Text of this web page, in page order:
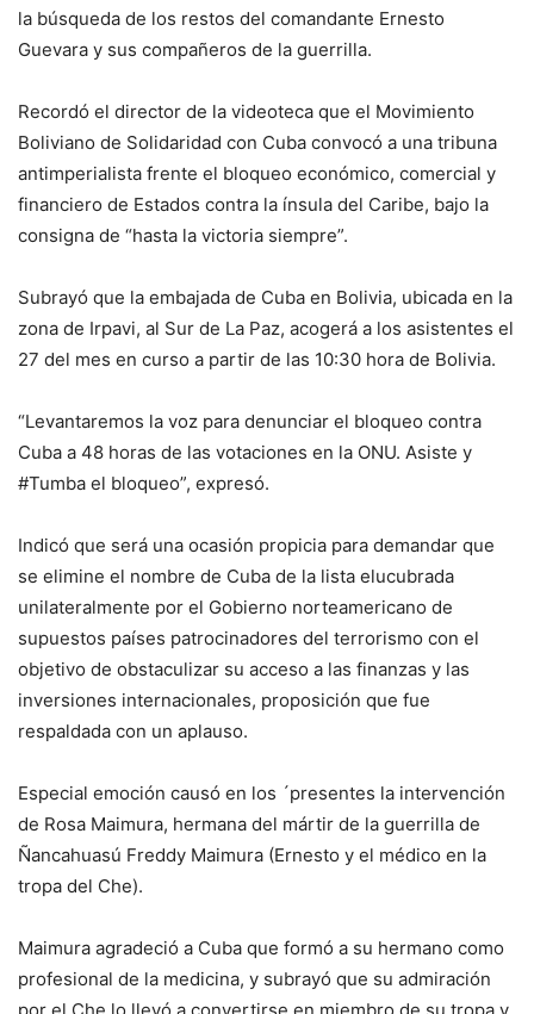
la búsqueda de los restos del comandante Ernesto
Guevara y sus compañeros de la guerrilla.
Recordó el director de la videoteca que el Movimiento
Boliviano de Solidaridad con Cuba convocó a una tribuna
antimperialista frente el bloqueo económico, comercial y
financiero de Estados contra la ínsula del Caribe, bajo la
consigna de “hasta la victoria siempre”.
Subrayó que la embajada de Cuba en Bolivia, ubicada en la
zona de Irpavi, al Sur de La Paz, acogerá a los asistentes el
27 del mes en curso a partir de las 10:30 hora de Bolivia.
“Levantaremos la voz para denunciar el bloqueo contra
Cuba a 48 horas de las votaciones en la ONU. Asiste y
#Tumba el bloqueo”, expresó.
Indicó que será una ocasión propicia para demandar que
se elimine el nombre de Cuba de la lista elucubrada
unilateralmente por el Gobierno norteamericano de
supuestos países patrocinadores del terrorismo con el
objetivo de obstaculizar su acceso a las finanzas y las
inversiones internacionales, proposición que fue
respaldada con un aplauso.
Especial emoción causó en los ´presentes la intervención
de Rosa Maimura, hermana del mártir de la guerrilla de
Ñancahuasú Freddy Maimura (Ernesto y el médico en la
tropa del Che).
Maimura agradeció a Cuba que formó a su hermano como
profesional de la medicina, y subrayó que su admiración